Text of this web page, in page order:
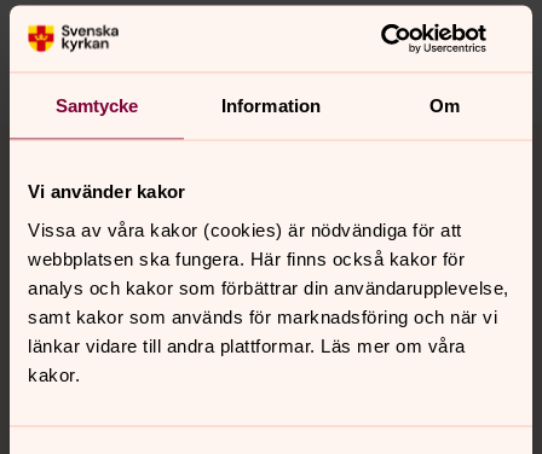
Samtycke Information Om
Vi använder kakor
Vissa av våra kakor (cookies) är nödvändiga för att
webbplatsen ska fungera. Här finns också kakor för
analys och kakor som förbättrar din användarupplevelse,
samt kakor som används för marknadsföring och när vi
länkar vidare till andra plattformar. Läs mer om våra
kakor.
valbo-hedesunda.pastorat@svenskakyrkan.se
Dela
Tillbaka till toppen
Tillbaka till innehållet
Kontakt
Kalender
Hitta snabbt